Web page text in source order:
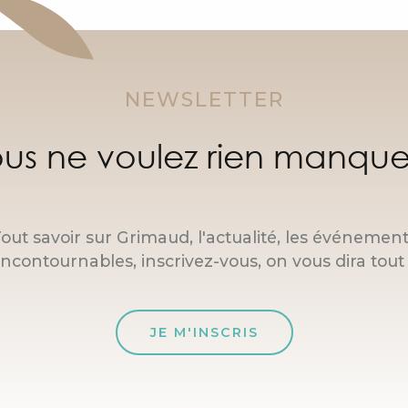
NEWSLETTER
ne voulez rien
savoir sur Grimaud, l'actualité, les
inscrivez-vous, on vous dira tout
JE M'INSCRIS